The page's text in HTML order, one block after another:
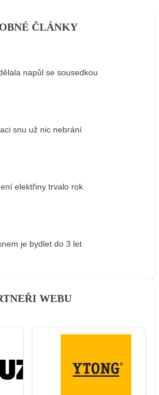
ČLÁNKY
napůl se sousedkou
snu už nic nebrání
elektřiny trvalo rok
je bydlet do 3 let
WEBU